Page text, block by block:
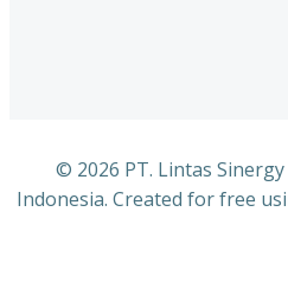
© 2026 PT. Lintas
Indonesia. Created for free